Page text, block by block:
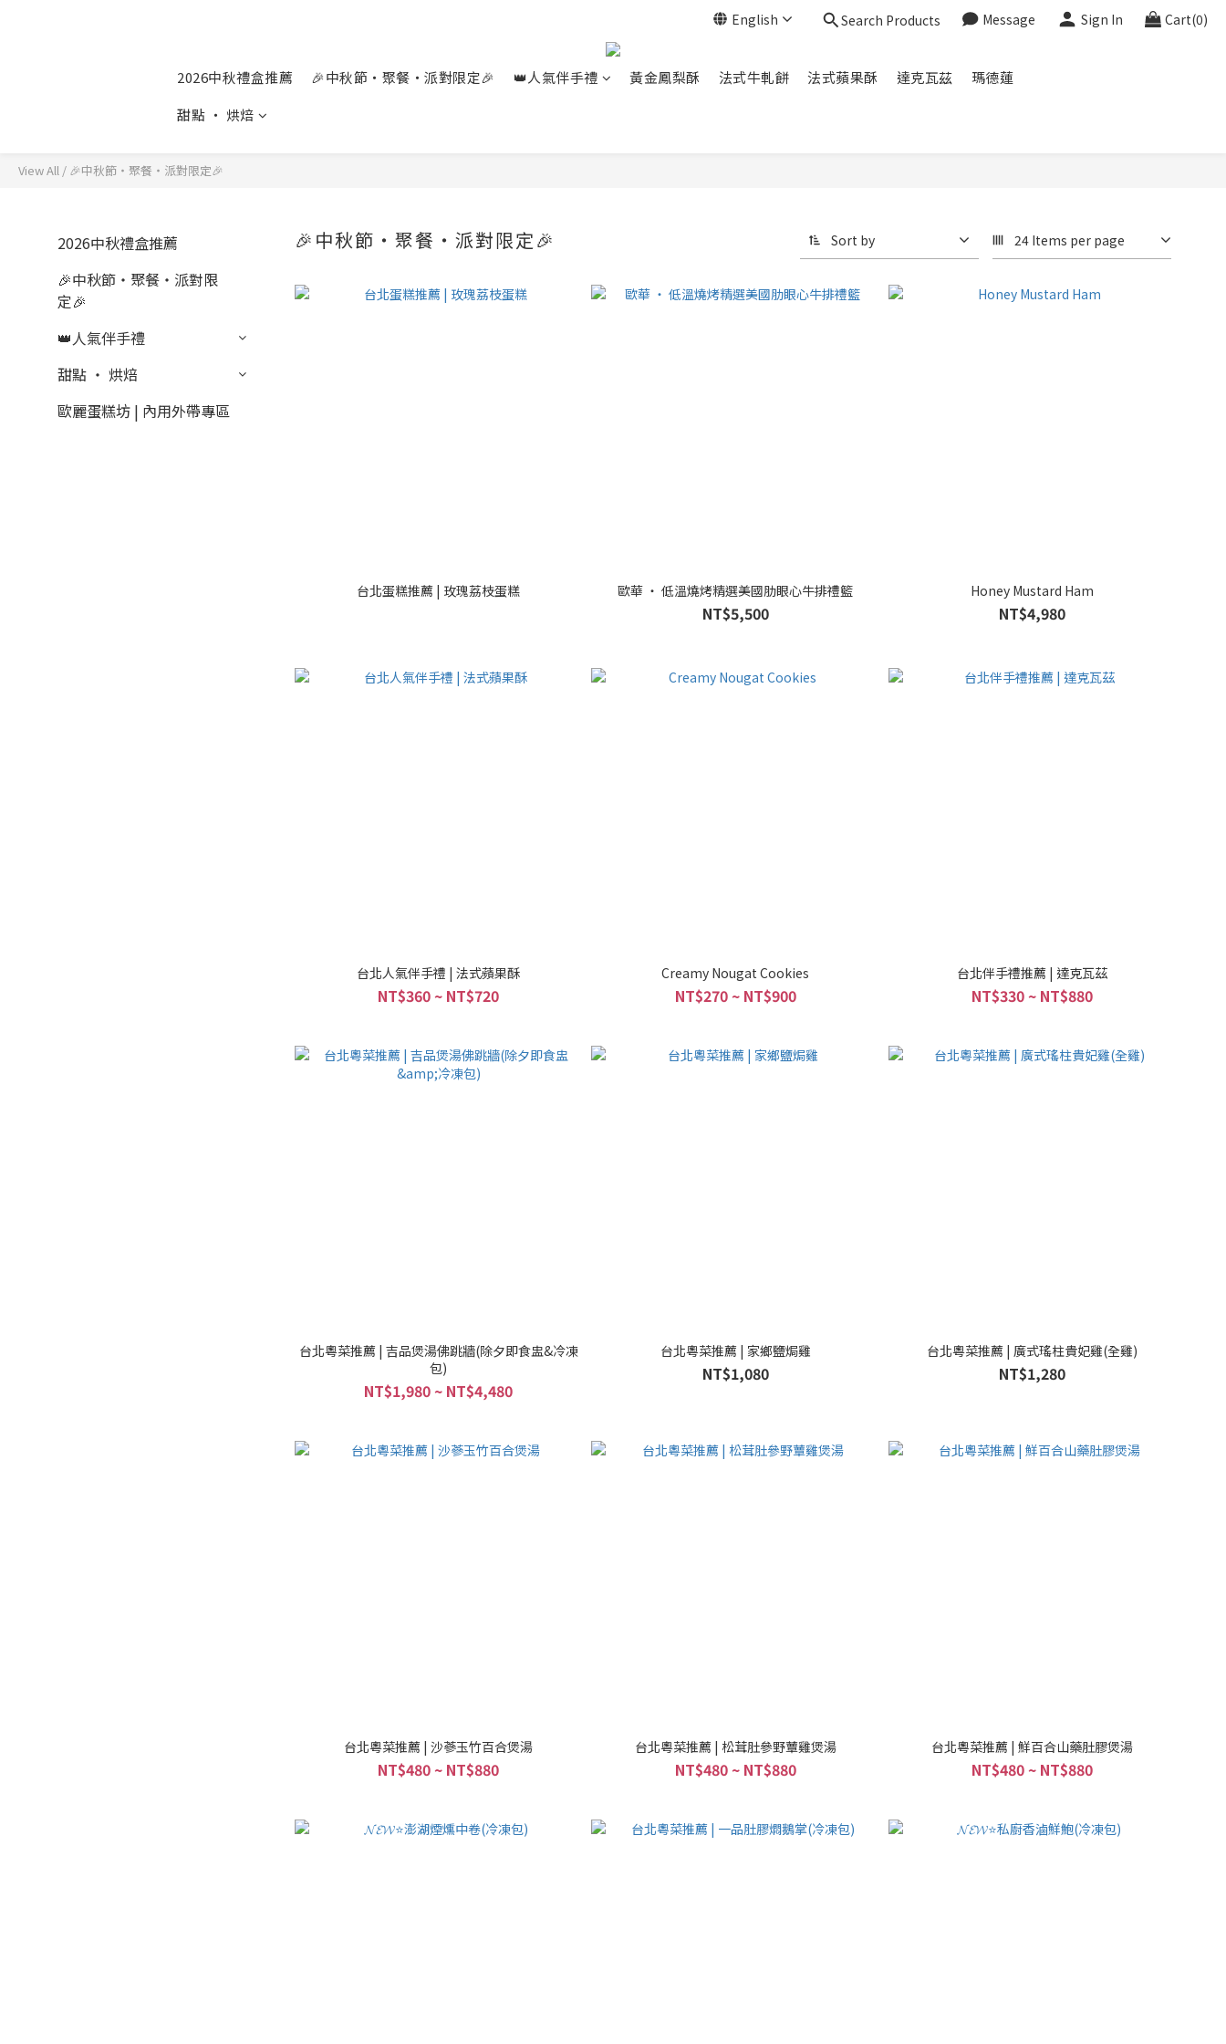
English Search Products Message Sign In Cart(0)
2026中秋禮盒推薦 🎉中秋節‧聚餐‧派對限定🎉 👑人氣伴手禮 黃金鳳梨酥 法式牛軋餅 法式蘋果酥 達克瓦茲
瑪德蓮
甜點 ‧ 烘焙
View All / 🎉中秋節‧聚餐‧派對限定🎉
2026中秋禮盒推薦
🎉中秋節‧聚餐‧派對限
定🎉
👑人氣伴手禮
甜點 ‧ 烘焙
歐麗蛋糕坊 | 內用外帶專區
🎉中秋節‧聚餐‧派對限定🎉 Sort by 24 Items per page
台北蛋糕推薦 | 玫瑰荔枝蛋糕 歐華 ‧ 低溫燒烤精選美國肋眼心牛排禮籃
NT$5,500
Honey Mustard Ham
NT$4,980
台北人氣伴手禮 | 法式蘋果酥
NT$360 ~ NT$720
Creamy Nougat Cookies
NT$270 ~ NT$900
台北伴手禮推薦 | 達克瓦茲
NT$330 ~ NT$880
台北粵菜推薦 | 吉品煲湯佛跳牆(除夕即食盅&冷凍
包)
NT$1,980 ~ NT$4,480
台北粵菜推薦 | 家鄉鹽焗雞
NT$1,080
台北粵菜推薦 | 廣式瑤柱貴妃雞(全雞)
NT$1,280
台北粵菜推薦 | 沙蔘玉竹百合煲湯
NT$480 ~ NT$880
台北粵菜推薦 | 松茸肚參野蕈雞煲湯
NT$480 ~ NT$880
台北粵菜推薦 | 鮮百合山藥肚膠煲湯
NT$480 ~ NT$880